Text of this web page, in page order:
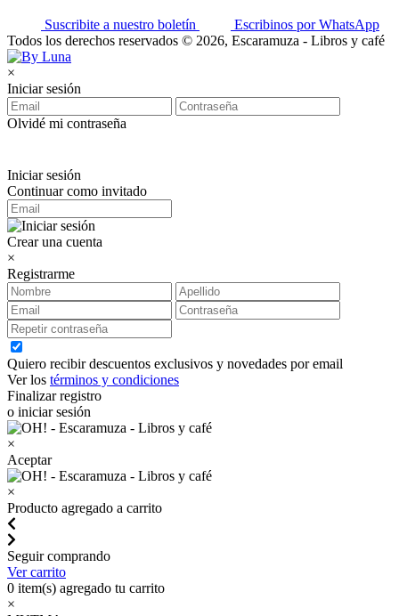
Suscribite a nuestro boletín
Escribinos por WhatsApp
Todos los derechos reservados © 2026, Escaramuza - Libros y café
×
Iniciar sesión
Olvidé mi contraseña
Iniciar sesión
Continuar como invitado
Crear una cuenta
×
Registrarme
Quiero recibir descuentos exclusivos y novedades por email
Ver los términos y condiciones
Finalizar registro
o iniciar sesión
×
Aceptar
×
Producto agregado a carrito
Seguir comprando
Ver carrito
0 item(s) agregado tu carrito
×